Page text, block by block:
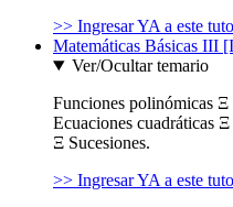
>> Ingresar YA a este
Matemáticas Básicas III
Ver/Ocultar temario
Funciones polinómicas
Ecuaciones cuadráticas
Ξ Sucesiones.
>> Ingresar YA a este